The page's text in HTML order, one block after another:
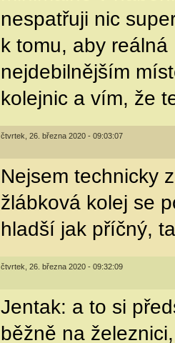
nespatřuji nic
k tomu, aby
nejdebilnějším
kolejnic a vím, že
čtvrtek, 26. března 2020 - 09:03:07
Nejsem technicky
žlábková kolej se
hladší jak příčný,
čtvrtek, 26. března 2020 - 09:32:09
Jentak: a to si
běžně na